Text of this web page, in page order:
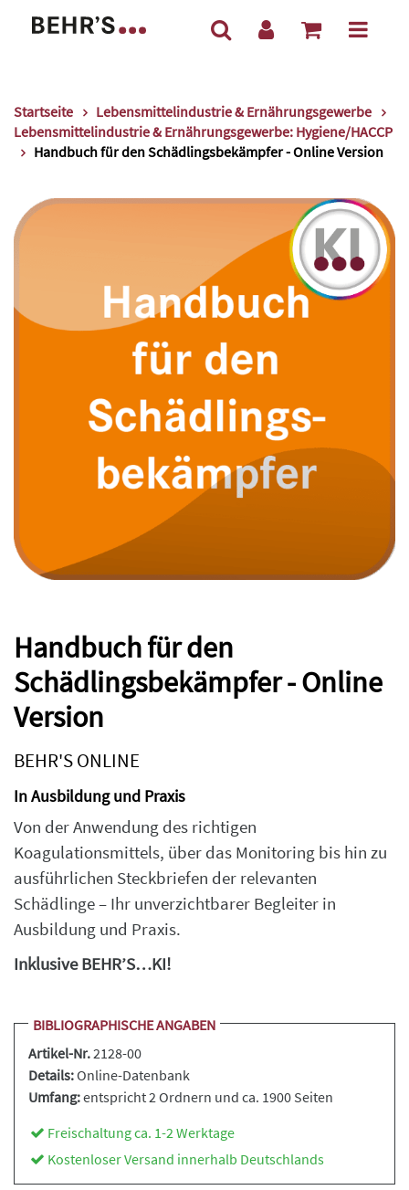
Startseite
Lebensmittelindustrie & Ernährungsgewerbe
Lebensmittelindustrie & Ernährungsgewerbe: Hygiene/HACCP
Handbuch für den Schädlingsbekämpfer - Online Version
Handbuch für den
Schädlingsbekämpfer - Online
Version
BEHR'S ONLINE
In Ausbildung und Praxis
Von der Anwendung des richtigen
Koagulationsmittels, über das Monitoring bis hin zu
ausführlichen Steckbriefen der relevanten
Schädlinge – Ihr unverzichtbarer Begleiter in
Ausbildung und Praxis.
Inklusive BEHR’S…KI!
BIBLIOGRAPHISCHE ANGABEN
Artikel-Nr.2128-00
Details:Online-Datenbank
Umfang:entspricht 2 Ordnern und ca. 1900 Seiten
Freischaltung ca. 1-2 Werktage
Kostenloser Versand innerhalb Deutschlands